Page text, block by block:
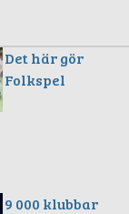
Det här gör
Folkspel
9 000 klubbar